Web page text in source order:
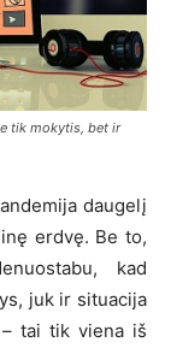
tik mokytis, bet ir
daugelį
erdvę. Be to,
kad
juk ir situacija
tai tik viena iš